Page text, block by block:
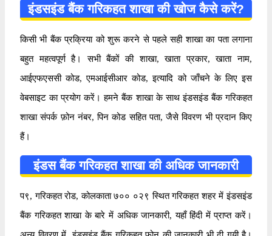
इंडसइंड बैंक गरिकहत शाखा की खोज कैसे करें?
किसी भी बैंक प्रक्रिया को शुरू करने से पहले सही शाखा का पता लगाना
बहुत महत्वपूर्ण है। सभी बैंकों की शाखा, खाता प्रकार, खाता नाम,
आईएफएससी कोड, एमआईसीआर कोड, इत्यादि को जाँचने के लिए इस
वेबसाइट का प्रयोग करें। हमने बैंक शाखा के साथ इंडसइंड बैंक गरिकहत
शाखा संपर्क फ़ोन नंबर, पिन कोड सहित पता, जैसे विवरण भी प्रदान किए
हैं।
इंडस बैंक गरिकहत शाखा की अधिक जानकारी
प९, गरिकहत रोड, कोलकाता ७०० ०२९ स्थित गरिकहत शहर में इंडसइंड
बैंक गरिकहत शाखा के बारे में अधिक जानकारी, यहाँ हिंदी में प्राप्त करें।